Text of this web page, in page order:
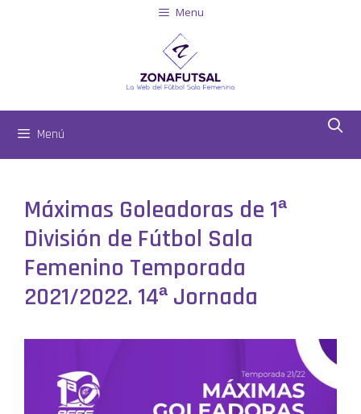
Menu
Menú
Máximas Goleadoras de 1ª
División de Fútbol Sala
Femenino Temporada
2021/2022. 14ª Jornada